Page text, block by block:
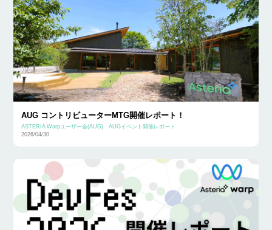
AUG コントリビューターMTG開催レポート！
ASTERIA Warpユーザー会(AUG)
AUGイベント開催レポート
2026/04/30